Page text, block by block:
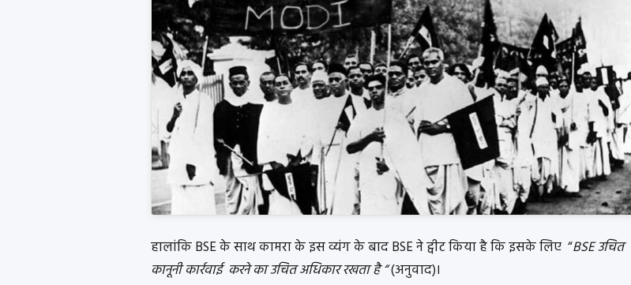
हालांकि BSE के साथ कामरा के इस व्यंग के बाद BSE ने ट्वीट किया है कि इसके लिए “BSE उचित
कानूनी कार्रवाई करने का उचित अधिकार रखता है “(अनुवाद)।